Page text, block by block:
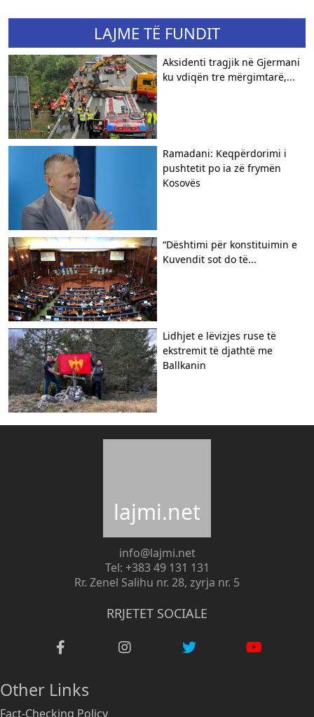
LAJME TË FUNDIT
Aksidenti tragjik në Gjermani
ku vdiqën tre mërgimtarë,...
Ramadani: Keqpërdorimi i
pushtetit po ia zë frymën
Kosovës
​“Dështimi për konstituimin e
Kuvendit sot do të...
Lidhjet e lëvizjes ruse të
ekstremit të djathtë me
Ballkanin
lajmi.net
info@lajmi.net
Tel: +383 49 131 131
Rr. Zenel Salihu nr. 28, zyrja nr. 5
RRJETET SOCIALE
Other Links
Fact-Checking Policy